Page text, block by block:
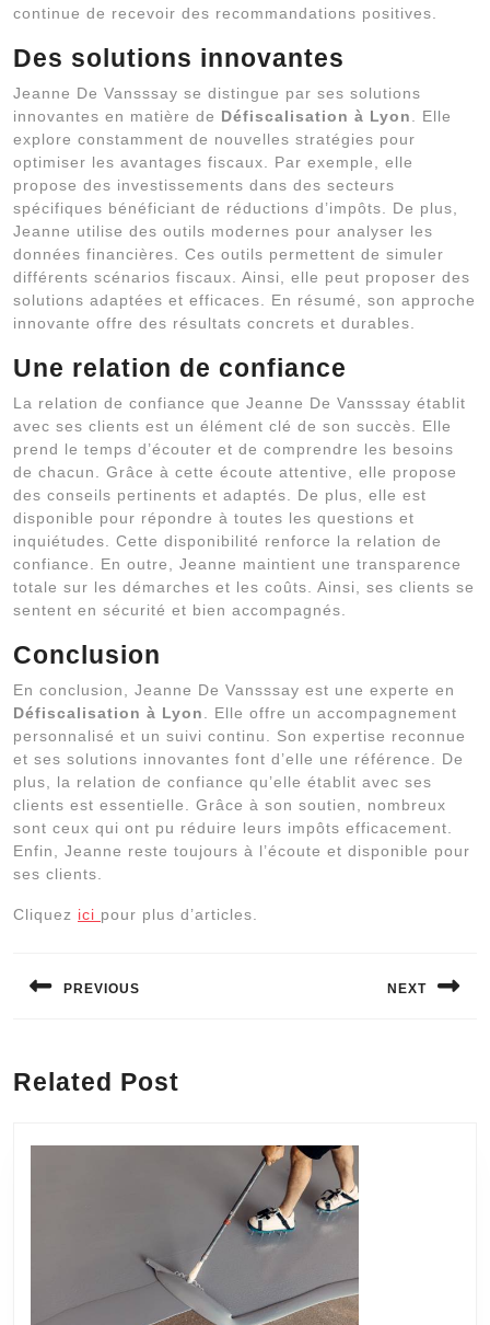
continue de recevoir des recommandations positives.
Des solutions innovantes
Jeanne De Vansssay se distingue par ses solutions
innovantes en matière de Défiscalisation à Lyon
. Elle
explore constamment de nouvelles stratégies pour
optimiser les avantages fiscaux. Par exemple, elle
propose des investissements dans des secteurs
spécifiques bénéficiant de réductions d’impôts. De plus,
Jeanne utilise des outils modernes pour analyser les
données financières. Ces outils permettent de simuler
différents scénarios fiscaux. Ainsi, elle peut proposer des
solutions adaptées et efficaces. En résumé, son approche
innovante offre des résultats concrets et durables.
Une relation de confiance
La relation de confiance que Jeanne De Vansssay établit
avec ses clients est un élément clé de son succès. Elle
prend le temps d’écouter et de comprendre les besoins
de chacun. Grâce à cette écoute attentive, elle propose
des conseils pertinents et adaptés. De plus, elle est
disponible pour répondre à toutes les questions et
inquiétudes. Cette disponibilité renforce la relation de
confiance. En outre, Jeanne maintient une transparence
totale sur les démarches et les coûts. Ainsi, ses clients se
sentent en sécurité et bien accompagnés.
Conclusion
En conclusion, Jeanne De Vansssay est une experte en
Défiscalisation à Lyon
. Elle offre un accompagnement
personnalisé et un suivi continu. Son expertise reconnue
et ses solutions innovantes font d’elle une référence. De
plus, la relation de confiance qu’elle établit avec ses
clients est essentielle. Grâce à son soutien, nombreux
sont ceux qui ont pu réduire leurs impôts efficacement.
Enfin, Jeanne reste toujours à l’écoute et disponible pour
ses clients.
Cliquez ici pour plus d’articles.
de
PREVIOUS
post:
NEXT
Related Post